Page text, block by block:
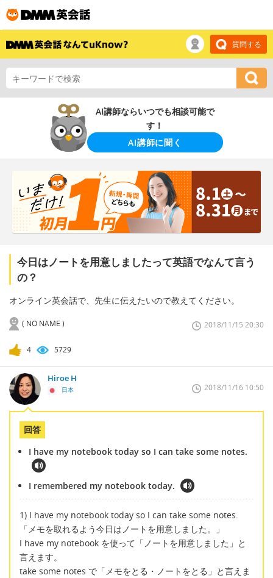
質問する
AI講師ならいつでも相談可能で
す！
AI講師に聞く
今日はノートを用意しましたって英語でなんて言う
の？
オンライン英会話で、先生に伝えたいので教えてください。
( NO NAME ) 2018/11/15 20:30
4 5729
Hiroe H
日本 2018/11/16 10:50
回答
I have my notebook today so I can take some notes.
I remembered my notebook today.
1) I have my notebook today so I can take some notes.
「メモを取れるよう今日はノートを用意しました。」
I have my notebook を使って「ノートを用意しました」と
言えます。
take some notes で「メモをとる・ノートをとる」と言えま